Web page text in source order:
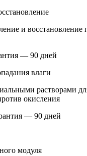
и восстановление
— 90 дней
влаги
растворами
окисления
— 90 дней
модуля